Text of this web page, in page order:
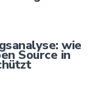
wie
Source in